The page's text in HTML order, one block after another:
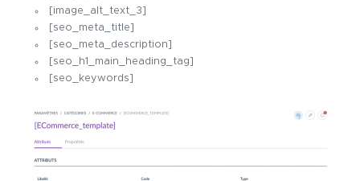
[image_alt_text_3]
[seo_meta_title]
[seo_meta_description]
[seo_h1_main_heading_tag]
[seo_keywords]